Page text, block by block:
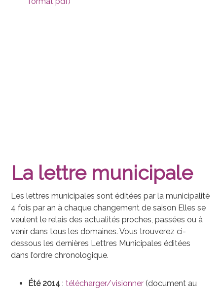
La lettre municipale
Les lettres municipales sont éditées par la municipalité
4 fois par an à chaque changement de saison Elles se
veulent le relais des actualités proches, passées ou à
venir dans tous les domaines. Vous trouverez ci-
dessous les dernières Lettres Municipales éditées
dans l’ordre chronologique.
Été 2014 :télécharger/visionner (document au